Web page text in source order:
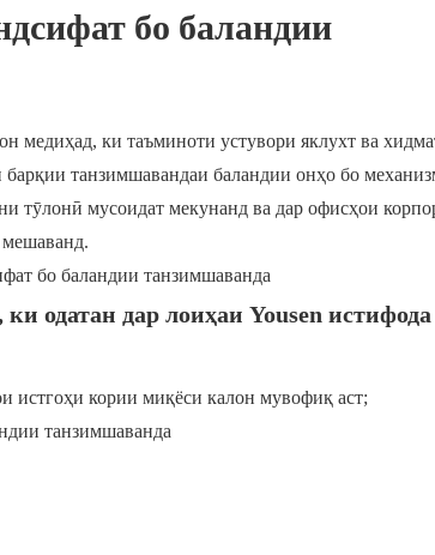
бо баландии
медиҳад, ки таъминоти устувори яклухт ва
танзимшавандаи баландии онҳо бо
тӯлонӣ мусоидат мекунанд ва дар офисҳои
мешаванд.
одатан дар лоиҳаи Yousen истифода
истгоҳи кории миқёси калон мувофиқ аст;